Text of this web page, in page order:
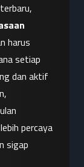
harus
setiap
dan aktif
percaya
sigap